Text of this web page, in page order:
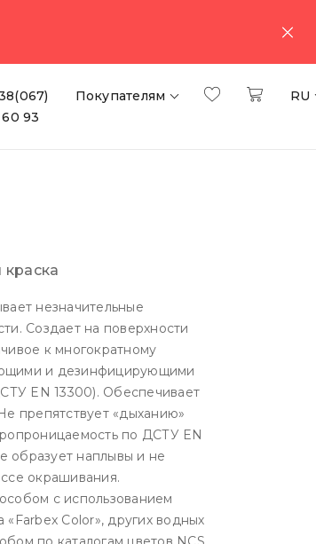
93
Покупателям RU
краска
незначительные
Создает на поверхности
к многократному
и дезинфицирующими
EN 13300). Обеспечивает
препятствует «дыханию»
по ДСТУ EN
образует наплывы и не
окрашивания.
с использованием
«Farbex Color», других водных